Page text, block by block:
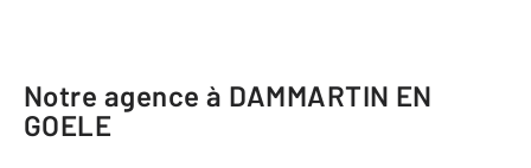
Notre agence à DAMMARTIN EN
GOELE